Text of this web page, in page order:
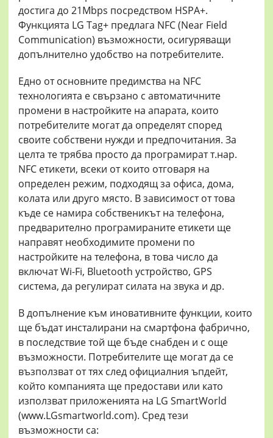
достига до 21Mbps посредством HSPA+.
Функцията LG Tag+ предлага NFC (Near Field
Communication) възможности, осигуряващи
допълнително удобство на потребителите.
Едно от основните предимства на NFC
технологията е свързано с автоматичните
промени в настройките на апарата, които
потребителите могат да определят според
своите собствени нужди и предпочитания. За
целта те трябва просто да програмират т.нар.
NFC етикети, всеки от които отговаря на
определен режим, подходящ за офиса, дома,
колата или друго място. В зависимост от това
къде се намира собственикът на телефона,
предварително програмираните етикети ще
направят необходимите промени по
настройките на телефона, в това число да
включат Wi-Fi, Bluetooth устройство, GPS
система, да регулират силата на звука и др.
В допълнение към иновативните функции, които
ще бъдат инсталирани на смартфона фабрично,
в последствие той ще бъде снабден и с още
възможности. Потребителите ще могат да се
възползват от тях след официалния ъпдейт,
който компанията ще предостави или като
използват приложенията на LG SmartWorld
(www.LGsmartworld.com). Сред тези
възможности са: